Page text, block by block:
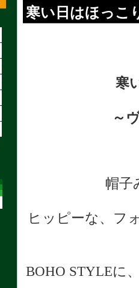
寒い日はほっこ
寒
～
帽子
ヒッピーな、フ
BOHO STYLEに